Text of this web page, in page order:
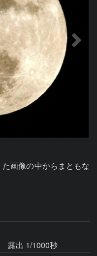
画像の中からまともな
露出 1/1000秒